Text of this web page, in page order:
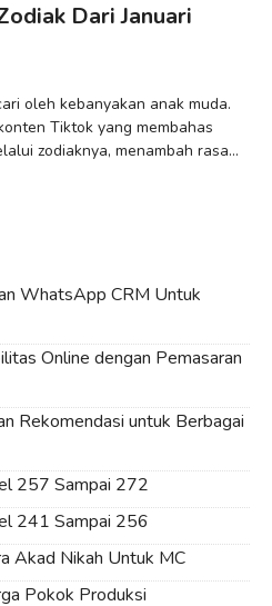
Dari Januari
oleh kebanyakan anak muda.
Tiktok yang membahas
zodiaknya, menambah rasa
Dalam KBBI dijelaskan
WhatsApp CRM Untuk
Online dengan Pemasaran
Rekomendasi untuk Berbagai
257 Sampai 272
241 Sampai 256
Akad Nikah Untuk MC
Pokok Produksi